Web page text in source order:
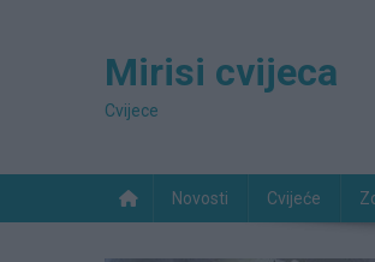
Mirisi cvijeca
Cvijece
Novosti Cvijeće